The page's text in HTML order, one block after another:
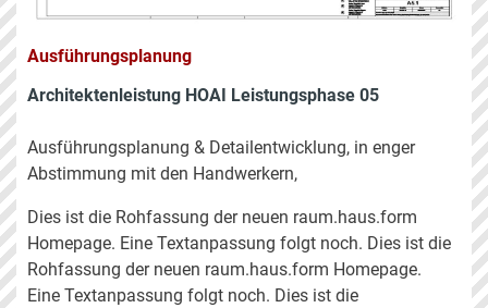
Ausführungsplanung
Architektenleistung HOAI Leistungsphase 05
Ausführungsplanung & Detailentwicklung, in enger
Abstimmung mit den Handwerkern,
Dies ist die Rohfassung der neuen raum.haus.form
Homepage. Eine Textanpassung folgt noch. Dies ist die
Rohfassung der neuen raum.haus.form Homepage.
Eine Textanpassung folgt noch. Dies ist die